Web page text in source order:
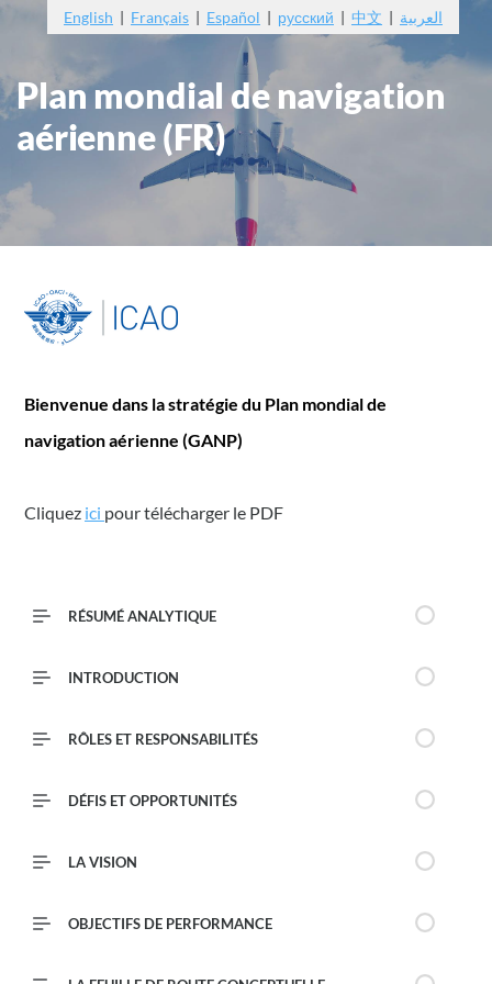
English | Français | Español | русский | 中文 | العربية
Plan mondial de navigation
aérienne (FR)
Bienvenue dans la stratégie du Plan mondial de
navigation aérienne (GANP)
Cliquez ici (opens in a new tab)
pour télécharger le PDF
RÉSUMÉ ANALYTIQUE
INTRODUCTION
RÔLES ET RESPONSABILITÉS
DÉFIS ET OPPORTUNITÉS
LA VISION
OBJECTIFS DE PERFORMANCE